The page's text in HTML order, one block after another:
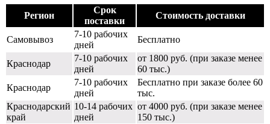
Регион
Срок
поставки
Стоимость доставки
Самовывоз
7-10 рабочих
дней
Бесплатно
Краснодар
7-10 рабочих
дней
от 1800 руб. (при заказе менее
60 тыс.)
Краснодар
7-10 рабочих
дней
Бесплатно при заказе более 60
тыс.
Краснодарский
край
10-14 рабочих
дней
от 4000 руб. (при заказе менее
150 тыс.)